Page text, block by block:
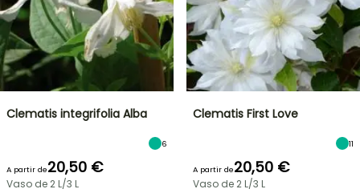
Clematis integrifolia Alba
6
A partir de20,50 €
Vaso de 2 L/3 L
Clematis First Love
11
A partir de20,50 €
Vaso de 2 L/3 L